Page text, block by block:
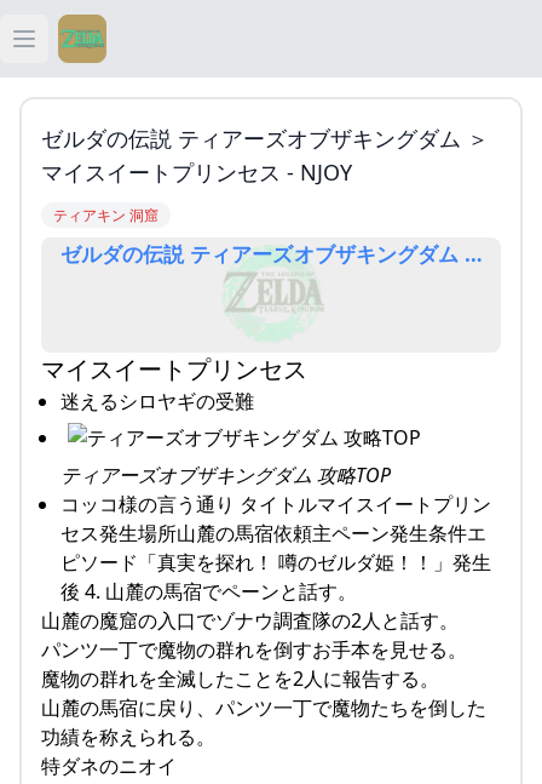
Open main menu
ティアキン
ティアキン 祠
ティアキン 攻略
ゼルダの伝説 ティアーズオブザキングダム ＞
マイスイートプリンセス - NJOY
ティアキン 洞窟
ゼルダの伝説 ティアーズオブザキングダム ＞ マ
マイスイートプリンセス
迷えるシロヤギの受難
ティアーズオブザキングダム 攻略TOP
コッコ様の言う通り タイトルマイスイートプリン
セス発生場所山麓の馬宿依頼主ペーン発生条件エ
ピソード「真実を探れ！ 噂のゼルダ姫！！」発生
後 4. 山麓の馬宿でペーンと話す。
山麓の魔窟の入口でゾナウ調査隊の2人と話す。
パンツ一丁で魔物の群れを倒すお手本を見せる。
魔物の群れを全滅したことを2人に報告する。
山麓の馬宿に戻り、パンツ一丁で魔物たちを倒した
功績を称えられる。
特ダネのニオイ